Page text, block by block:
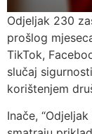
Odjeljak 230
prošlog
TikTok,
slučaj
korištenjem
Inače,